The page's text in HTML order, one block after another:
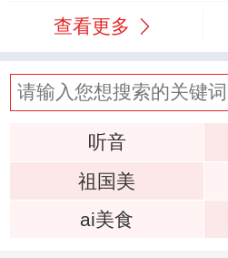
查看更多
听音
祖国美
ai美食